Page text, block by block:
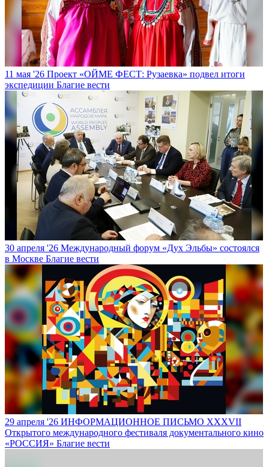
11 мая '26 Проект «ОЙМЕ ФЕСТ: Рузаевка» подвел итоги
экспедиции Благие вести
30 апреля '26 Международный форум «Дух Эльбы» состоялся
в Москве Благие вести
29 апреля '26 ИНФОРМАЦИОННОЕ ПИСЬМО XXXVII
Открытого международного фестиваля документального кино
«РОССИЯ» Благие вести